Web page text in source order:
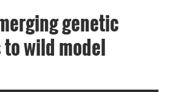
genetic
wild model